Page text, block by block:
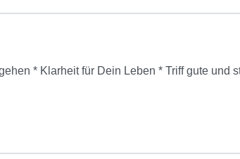
* Klarheit für Dein Leben * Triff gute und